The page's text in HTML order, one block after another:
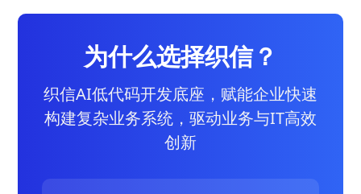
为什么选择织信？
织信AI低代码开发底座，赋能企业快速
构建复杂业务系统，驱动业务与IT高效
创新